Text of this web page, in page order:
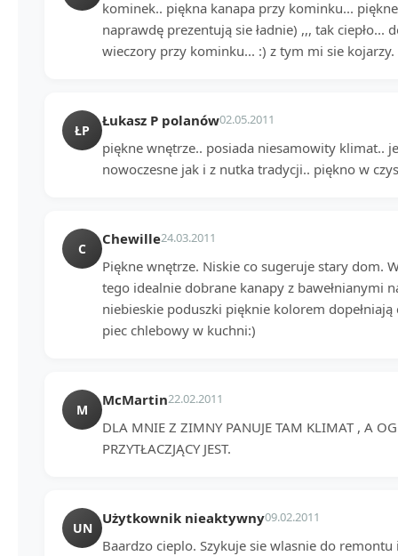
kominek.. piękna kanapa przy kominku...
naprawdę prezentują sie ładnie) ,,, tak
wieczory przy kominku... :) z tym mi sie kojarzy.
ŁP
Łukasz P polanów02.05.2011
piękne wnętrze.. posiada niesamowity klimat..
nowoczesne jak i z nutka tradycji.. piękno w
C
Chewille24.03.2011
Piękne wnętrze. Niskie co sugeruje stary dom.
tego idealnie dobrane kanapy z bawełnianymi
niebieskie poduszki pięknie kolorem dopełniają
piec chlebowy w kuchni:)
M
McMartin22.02.2011
DLA MNIE Z ZIMNY PANUJE TAM KLIMAT , A
PRZYTŁACZJĄCY JEST.
UN
Użytkownik nieaktywny09.02.2011
Baardzo cieplo. Szykuje sie wlasnie do